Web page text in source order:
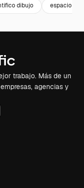
dibujo espacio
trabajo. Más de un
agencias y